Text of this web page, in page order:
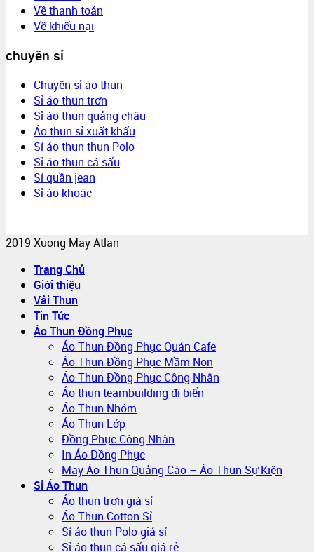
Về thanh toán
Về khiếu nại
chuyên sỉ
Chuyên sỉ áo thun
Sỉ áo thun trơn
Sỉ áo thun quảng châu
Áo thun sỉ xuất khẩu
Sỉ áo thun thun Polo
Sỉ áo thun cá sấu
Sỉ quần jean
Sỉ áo khoác
2019 Xuong May Atlan
Trang Chủ
Giới thiệu
Vải Thun
Tin Tức
Áo Thun Đồng Phục
Áo Thun Đồng Phục Quán Cafe
Áo Thun Đồng Phục Mầm Non
Áo Thun Đồng Phục Công Nhân
Áo thun teambuilding đi biển
Áo Thun Nhóm
Áo Thun Lớp
Đồng Phục Công Nhân
In Áo Đồng Phục
May Áo Thun Quảng Cáo – Áo Thun Sự Kiện
Sỉ Áo Thun
Áo thun trơn giá sỉ
Áo Thun Cotton Sỉ
Sỉ áo thun Polo giá sỉ
Sỉ áo thun cá sấu giá rẻ